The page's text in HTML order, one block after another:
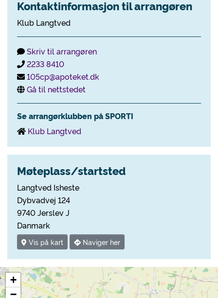
Kontaktinformasjon til arrangøren
Klub Langtved
Skriv til arrangøren
2233 8410
105cp@apoteket.dk
Gå til nettstedet
Se arrangørklubben på SPORTI
Klub Langtved
Møteplass/startsted
Langtved Isheste
Dybvadvej 124
9740 Jerslev J
Danmark
Vis på kart Naviger her
+
−